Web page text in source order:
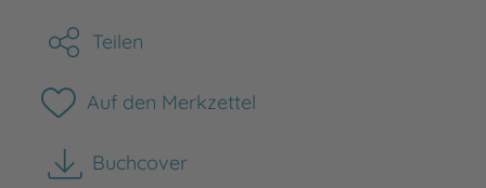
Teilen
Auf den Merkzettel
Buchcover
herunterladen